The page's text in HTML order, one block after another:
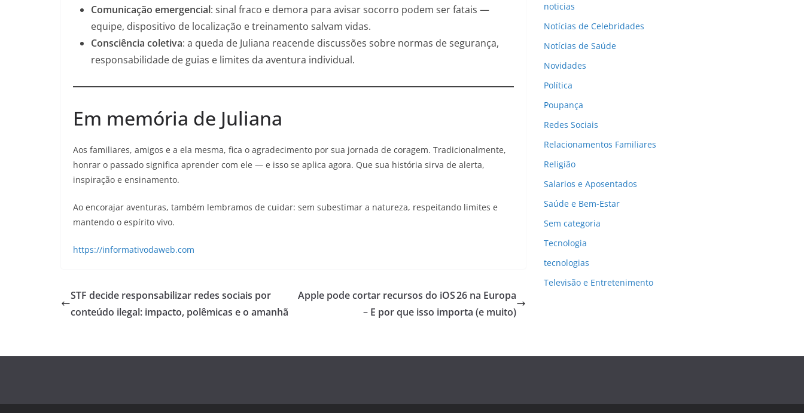
Comunicação emergencial: sinal fraco e demora para avisar socorro podem ser fatais —
equipe, dispositivo de localização e treinamento salvam vidas.
Consciência coletiva: a queda de Juliana reacende discussões sobre normas de segurança,
responsabilidade de guias e limites da aventura individual.
Em memória de Juliana
Aos familiares, amigos e a ela mesma, fica o agradecimento por sua jornada de coragem. Tradicionalmente,
honrar o passado significa aprender com ele — e isso se aplica agora. Que sua história sirva de alerta,
inspiração e ensinamento.
Ao encorajar aventuras, também lembramos de cuidar: sem subestimar a natureza, respeitando limites e
mantendo o espírito vivo.
https://informativodaweb.com
STF decide responsabilizar redes sociais por
conteúdo ilegal: impacto, polêmicas e o amanhã
Apple pode cortar recursos do iOS 26 na Europa
– E por que isso importa (e muito)
noticias
Notícias de Celebridades
Notícias de Saúde
Novidades
Política
Poupança
Redes Sociais
Relacionamentos Familiares
Religião
Salarios e Aposentados
Saúde e Bem-Estar
Sem categoria
Tecnologia
tecnologias
Televisão e Entretenimento